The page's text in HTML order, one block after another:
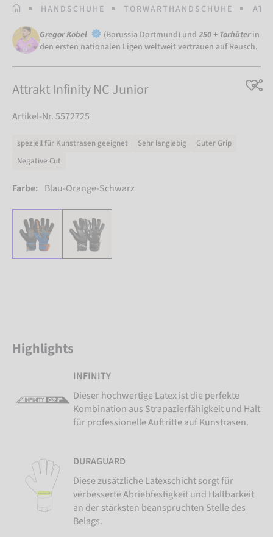
STARTSEITEHANDSCHUHE TORWARTHANDSCHUHE
Gregor Kobel (Borussia Dortmund) und 250 + Torhüter in
den ersten nationalen Ligen weltweit vertrauen auf Reusch.
Attrakt Infinity NC Junior
Artikel-Nr. 5572725
speziell für Kunstrasen geeignet Sehr langlebig
Guter Grip
Negative Cut
Farbe: Blau-Orange-Schwarz
Highlights
INFINITY
Dieser hochwertige Latex ist die perfekte
Kombination aus Strapazierfähigkeit und Halt
für professionelle Auftritte auf Kunstrasen.
DURAGUARD
Diese zusätzliche Latexschicht sorgt für
verbesserte Abriebfestigkeit und Haltbarkeit
an der stärksten beanspruchten Stelle des
Belags.